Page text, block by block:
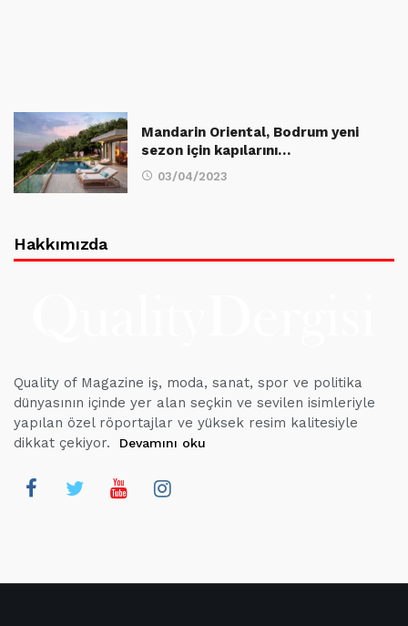
Mandarin Oriental, Bodrum yeni
sezon için kapılarını…
03/04/2023
Hakkımızda
Quality of Magazine iş, moda, sanat, spor ve politika
dünyasının içinde yer alan seçkin ve sevilen isimleriyle
yapılan özel röportajlar ve yüksek resim kalitesiyle
dikkat çekiyor.
Devamını oku